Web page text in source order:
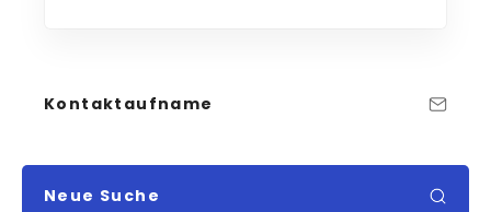
Kontaktaufname
Neue Suche